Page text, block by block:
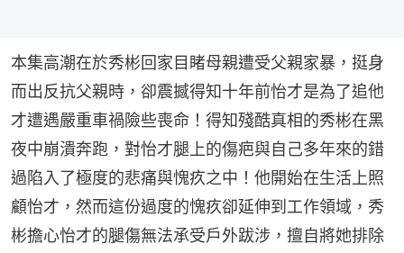
本集高潮在於秀彬回家目睹母親遭受父親家暴，挺身
而出反抗父親時，卻震撼得知十年前怡才是為了追他
才遭遇嚴重車禍險些喪命！得知殘酷真相的秀彬在黑
夜中崩潰奔跑，對怡才腿上的傷疤與自己多年來的錯
過陷入了極度的悲痛與愧疚之中！他開始在生活上照
顧怡才，然而這份過度的愧疚卻延伸到工作領域，秀
彬擔心怡才的腿傷無法承受戶外跋涉，擅自將她排除